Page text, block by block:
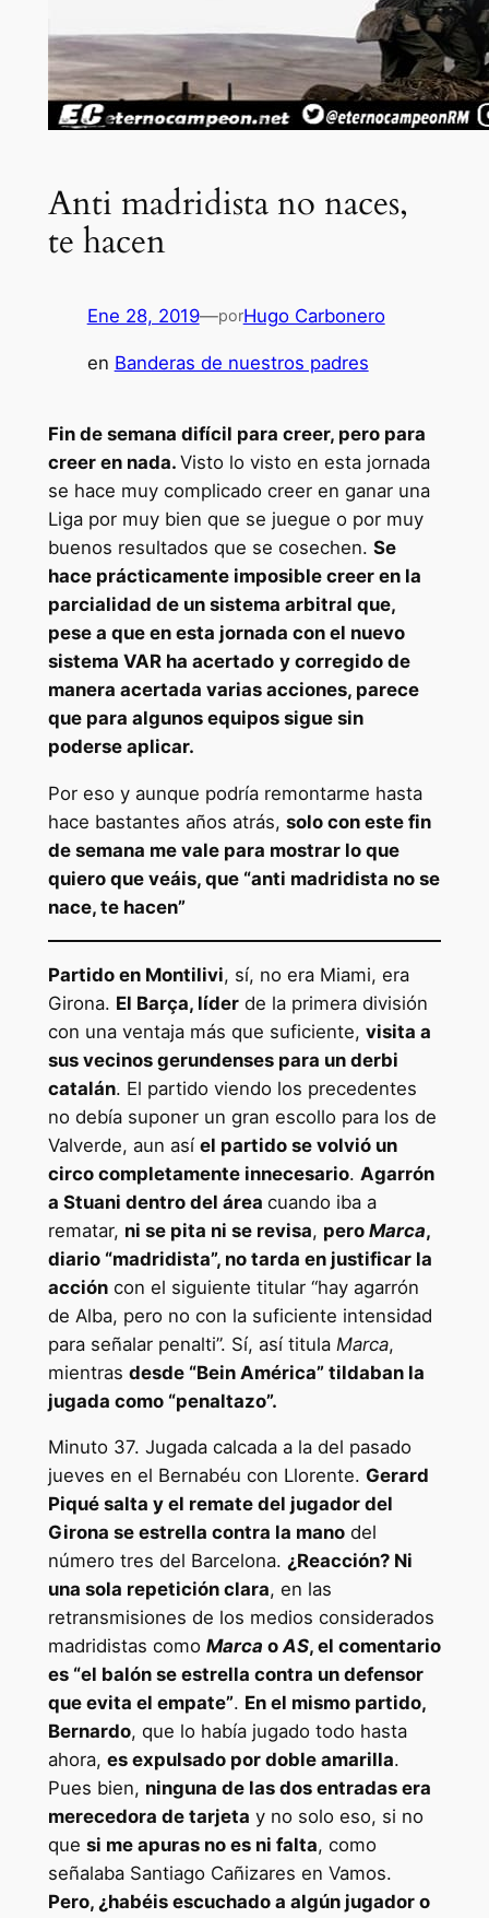
Anti madridista no naces,
te hacen
Ene 28, 2019—porHugo Carbonero
en Banderas de nuestros padres
Fin de semana difícil para creer, pero para
creer en nada. Visto lo visto en esta jornada
se hace muy complicado creer en ganar una
Liga por muy bien que se juegue o por muy
buenos resultados que se cosechen. Se
hace prácticamente imposible creer en la
parcialidad de un sistema arbitral que,
pese a que en esta jornada con el nuevo
sistema VAR ha acertado y corregido de
manera acertada varias acciones, parece
que para algunos equipos sigue sin
poderse aplicar.
Por eso y aunque podría remontarme hasta
hace bastantes años atrás, solo con este fin
de semana me vale para mostrar lo que
quiero que veáis, que “anti madridista no se
nace, te hacen”
Partido en Montilivi, sí, no era Miami, era
Girona. El Barça, líderde la primera división
con una ventaja más que suficiente, visita a
sus vecinos gerundenses para un derbi
catalán. El partido viendo los precedentes
no debía suponer un gran escollo para los de
Valverde, aun así el partido se volvió un
circo completamente innecesario. Agarrón
a Stuani dentro del área cuando iba a
rematar, ni se pita ni se revisa, pero Marca,
diario “madridista”, no tarda en justificar la
accióncon el siguiente titular “hay agarrón
de Alba, pero no con la suficiente intensidad
para señalar penalti”. Sí, así titula Marca,
mientras desde “Bein América” tildaban la
jugada como “penaltazo”.
Minuto 37. Jugada calcada a la del pasado
jueves en el Bernabéu con Llorente. Gerard
Piqué salta y el remate del jugador del
Girona se estrella contra la manodel
número tres del Barcelona. ¿Reacción? Ni
una sola repetición clara, en las
retransmisiones de los medios considerados
madridistas como Marca oAS, el comentario
es “el balón se estrella contra un defensor
que evita el empate”. En el mismo partido,
Bernardo, que lo había jugado todo hasta
ahora, es expulsado por doble amarilla.
Pues bien, ninguna de las dos entradas era
merecedora de tarjeta y no solo eso, si no
que si me apuras no es ni falta, como
señalaba Santiago Cañizares en Vamos.
Pero, ¿habéis escuchado a algún jugador o